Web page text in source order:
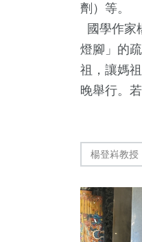
劑）等。
國學作家
燈腳」的
祖，讓媽
晚舉行。
楊登嵙教授
287
文教
3+
大陸